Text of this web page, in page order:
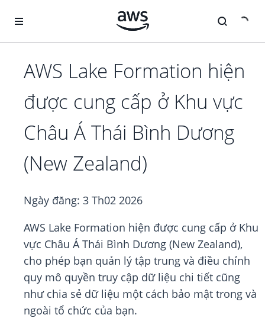
AWS Lake Formation hiện
được cung cấp ở Khu vực
Châu Á Thái Bình Dương
(New Zealand)
Ngày đăng: 3 Th02 2026
AWS Lake Formation hiện được cung cấp ở Khu
vực Châu Á Thái Bình Dương (New Zealand),
cho phép bạn quản lý tập trung và điều chỉnh
quy mô quyền truy cập dữ liệu chi tiết cũng
như chia sẻ dữ liệu một cách bảo mật trong và
ngoài tổ chức của bạn.